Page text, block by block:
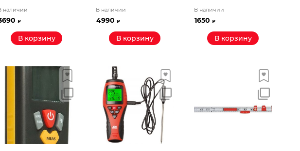
наличии
₽
В корзину
В наличии
4990₽
В корзину
В наличии
1650₽
В корзину